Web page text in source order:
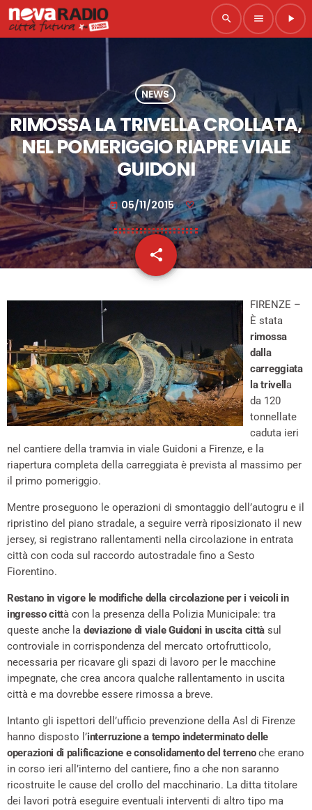
search menu play_arrow
NEWS
RIMOSSA LA TRIVELLA CROLLATA,
NEL POMERIGGIO RIAPRE VIALE
GUIDONI
today 05/11/2015
share
email
FIRENZE –
È stata
rimossa
dalla
carreggiata
la trivella
da 120
tonnellate
caduta ieri
nel cantiere della tramvia in viale Guidoni a Firenze, e la
riapertura completa della carreggiata è prevista al massimo per
il primo pomeriggio.
Mentre proseguono le operazioni di smontaggio dell’autogru e il
ripristino del piano stradale, a seguire verrà riposizionato il new
jersey, si registrano rallentamenti nella circolazione in entrata
città con coda sul raccordo autostradale fino a Sesto
Fiorentino.
Restano in vigore le modifiche della circolazione per i veicoli in
ingresso città con la presenza della Polizia Municipale: tra
queste anche la deviazione di viale Guidoni in uscita città sul
controviale in corrispondenza del mercato ortofrutticolo,
necessaria per ricavare gli spazi di lavoro per le macchine
impegnate, che crea ancora qualche rallentamento in uscita
città e ma dovrebbe essere rimossa a breve.
Intanto gli ispettori dell’ufficio prevenzione della Asl di Firenze
hanno disposto l’interruzione a tempo indeterminato delle
operazioni di palificazione e consolidamento del terrenoche erano
in corso ieri all’interno del cantiere, fino a che non saranno
ricostruite le cause del crollo del macchinario. La ditta titolare
dei lavori potrà eseguire eventuali interventi di altro tipo ma